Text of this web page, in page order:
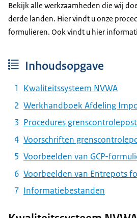
Bekijk alle werkzaamheden die wij
derde landen. Hier vindt u onze
formulieren. Ook vindt u hier
Inhoudsopgave
Kwaliteitssysteem NVWA
Werkhandboek Afdeling
Procedures
Voorschriften
Voorbeelden van GCP-
Voorbeelden van Entrepots
Informatiebestanden